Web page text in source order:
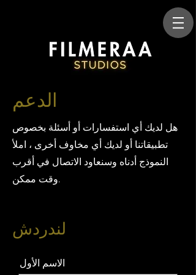
الدعم
هل لديك أي استفسارات أو أسئلة بخصوص
تطبيقاتنا أو لديك أي مخاوف أخرى ، املأ
النموذج أدناه وسنعاود الاتصال في أقرب
وقت ممكن.
لندردش
الاسم الأول